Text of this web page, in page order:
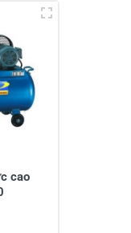
Viết nhận xét của bạn
cao